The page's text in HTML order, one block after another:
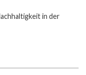
in der